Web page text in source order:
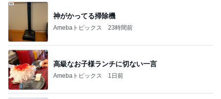
神がかってる掃除機
Amebaトピックス 23時間前
高級なお子様ランチに切ない一言
Amebaトピックス 1日前